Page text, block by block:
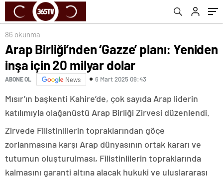
86 okunma
Arap Birliği’nden ‘Gazze’ planı: Yeniden
inşa için 20 milyar dolar
ABONE OL News 6 Mart 2025 09:43
Mısır’ın başkenti Kahire’de, çok sayıda Arap liderin
katılımıyla olağanüstü Arap Birliği Zirvesi düzenlendi.
Zirvede Filistinlilerin topraklarından göçe
zorlanmasına karşı Arap dünyasının ortak kararı ve
tutumun oluşturulması, Filistinlilerin topraklarında
kalmasını garanti altına alacak hukuki ve uluslararası